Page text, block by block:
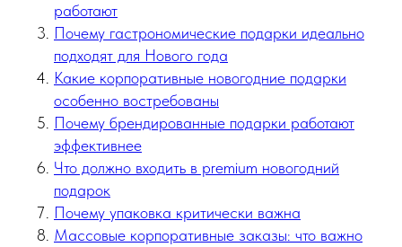
работают
Почему гастрономические подарки идеально
подходят для Нового года
Какие корпоративные новогодние подарки
особенно востребованы
Почему брендированные подарки работают
эффективнее
Что должно входить в premium новогодний
подарок
Почему упаковка критически важна
Массовые корпоративные заказы: что важно